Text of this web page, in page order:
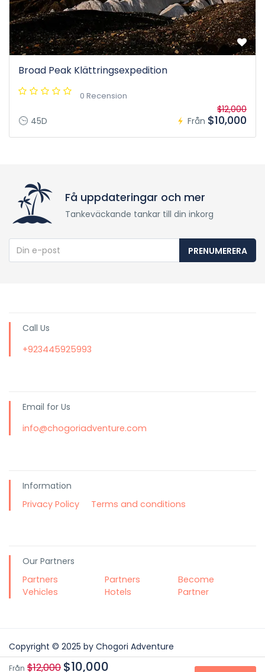
Broad Peak Klättringsexpedition
0 Recension
45D Från
$12,000
$10,000
Från $12,000 $10,000
Få uppdateringar och mer
Tankeväckande tankar till din inkorg
PRENUMERERA
Call Us
+923445925993
Email for Us
info@chogoriadventure.com
Information
Privacy Policy
Terms and conditions
Our Partners
Partners
Vehicles
Partners
Hotels
Become
Partner
Copyright © 2025 by Chogori Adventure
Your reports and suggestions are important to us